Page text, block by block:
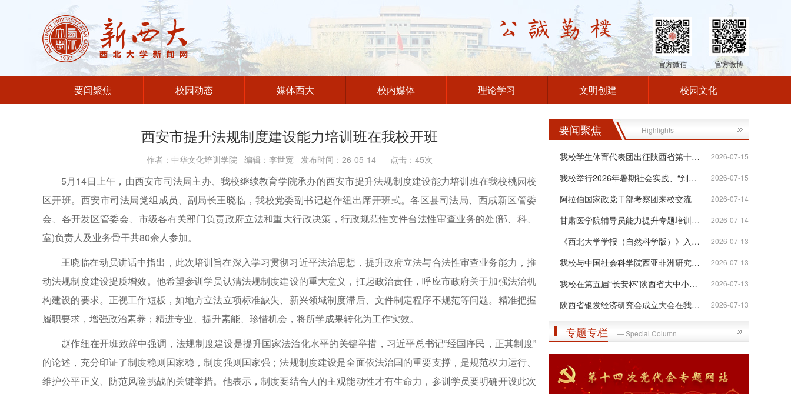
官方微信 官方微博
要闻聚焦 校园动态 媒体西大 校内媒体 理论学习 文明创建 校园文化
西安市提升法规制度建设能力培训班在我校开班
作者：中华文化培训学院 编辑：李世宽 发布时间：26-05-14 点击： 45次
5月14日上午，由西安市司法局主办、我校继续教育学院承办的西安市提升法规制度建设能力培训班在我校桃园校
区开班。西安市司法局党组成员、副局长王晓临，我校党委副书记赵作纽出席开班式。各区县司法局、西咸新区管委
会、各开发区管委会、市级各有关部门负责政府立法和重大行政决策，行政规范性文件台法性审查业务的处(部、科、
室)负责人及业务骨干共80余人参加。
王晓临在动员讲话中指出，此次培训旨在深入学习贯彻习近平法治思想，提升政府立法与合法性审查业务能力，推
动法规制度建设提质增效。他希望参训学员认清法规制度建设的重大意义，扛起政治责任，呼应市政府关于加强法治机
构建设的要求。正视工作短板，如地方立法立项标准缺失、新兴领域制度滞后、文件制定程序不规范等问题。精准把握
履职要求，增强政治素养；精进专业、提升素能、珍惜机会，将所学成果转化为工作实效。
赵作纽在开班致辞中强调，法规制度建设是提升国家法治化水平的关键举措，习近平总书记“经国序民，正其制度”
的论述，充分印证了制度稳则国家稳，制度强则国家强；法规制度建设是全面依法治国的重要支撑，是规范权力运行、
维护公平正义、防范风险挑战的关键举措。他表示，制度要结合人的主观能动性才有生命力，参训学员要明确开设此次
要闻聚焦 — Highlights
2026-07-15
我校学生体育代表团出征陕西省第十八届...
2026-07-15
我校举行2026年暑期社会实践、“到延安...
2026-07-14
阿拉伯国家政党干部考察团来校交流
2026-07-14
甘肃医学院辅导员能力提升专题培训班在...
2026-07-13
《西北大学学报（自然科学版）》入选“...
2026-07-13
我校与中国社会科学院西亚非洲研究所签...
2026-07-13
我校在第五届“长安杯”陕西省大中小学...
2026-07-13
陕西省银发经济研究会成立大会在我校举行
专题专栏 — Special Column